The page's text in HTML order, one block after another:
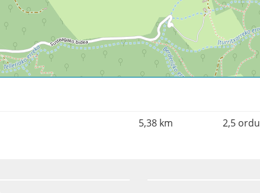
5,38 km 2,5 ordu